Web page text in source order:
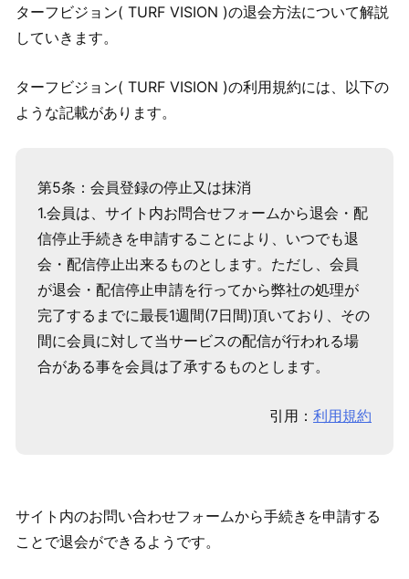
ターフビジョン( TURF VISION )の退会方法について解説
していきます。
ターフビジョン( TURF VISION )の利用規約には、以下の
ような記載があります。
第5条：会員登録の停止又は抹消
1.会員は、サイト内お問合せフォームから退会・配
信停止手続きを申請することにより、いつでも退
会・配信停止出来るものとします。ただし、会員
が退会・配信停止申請を行ってから弊社の処理が
完了するまでに最長1週間(7日間)頂いており、その
間に会員に対して当サービスの配信が行われる場
合がある事を会員は了承するものとします。
引用： 利用規約
サイト内のお問い合わせフォームから手続きを申請する
ことで退会ができるようです。